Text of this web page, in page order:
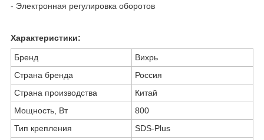
- Электронная регулировка оборотов
Характеристики:
Бренд
Вихрь
Страна бренда
Россия
Страна производства
Китай
Мощность, Вт
800
Тип крепления
SDS-Plus